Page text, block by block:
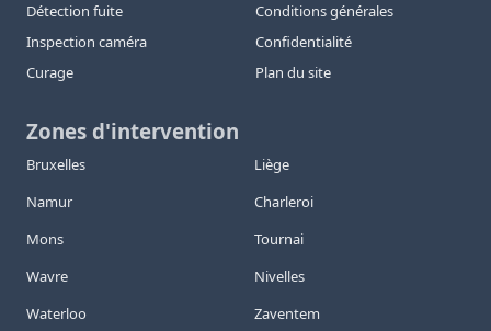
Détection fuite
Inspection caméra
Curage
Conditions générales
Confidentialité
Plan du site
Zones d'intervention
Bruxelles
Liège
Namur
Charleroi
Mons
Tournai
Wavre
Nivelles
Waterloo
Zaventem